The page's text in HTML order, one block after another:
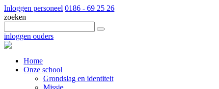
Inloggen personeel 0186 - 69 25 26
zoeken
inloggen ouders
Home
Onze school
Grondslag en identiteit
Missie